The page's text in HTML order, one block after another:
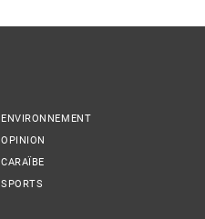
ENVIRONNEMENT
OPINION
CARAÏBE
SPORTS